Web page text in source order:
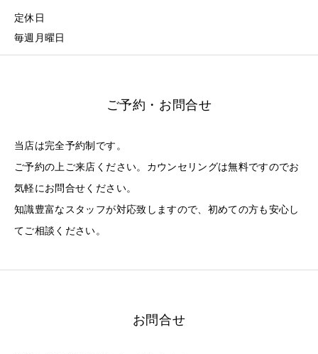
定休日
毎週月曜日
ご予約・お問合せ
当店は完全予約制です。
ご予約の上ご来店ください。カウンセリングは無料ですのでお
気軽にお問合せください。
知識豊富なスタッフが対応致しますので、初めての方も安心し
てご相談ください。
お問合せ